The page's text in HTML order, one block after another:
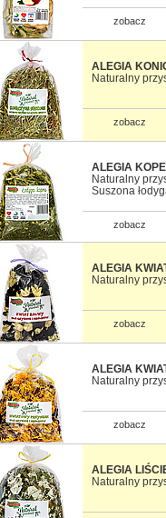
zobacz
ALEGIA
Naturalny
zobacz
ALEGIA
Naturalny
Suszona
zobacz
ALEGIA
Naturalny
zobacz
ALEGIA
Naturalny
zobacz
ALEGIA
Naturalny